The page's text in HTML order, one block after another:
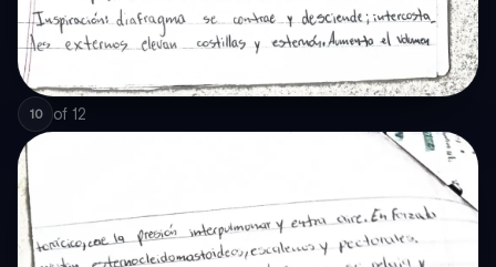
10 of 12